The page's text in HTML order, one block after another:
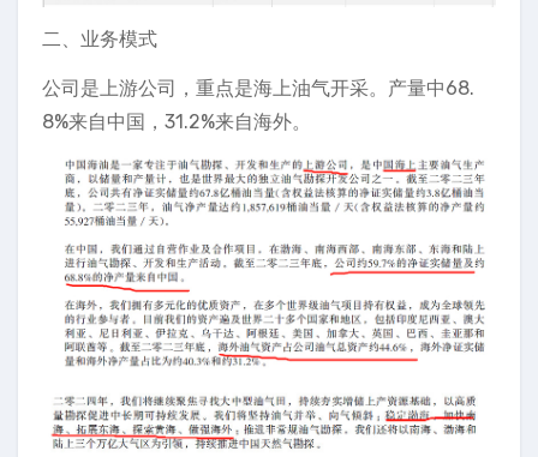
二、业务模式
公司是上游公司，重点是海上油气开采。产量中68.
8%来自中国，31.2%来自海外。